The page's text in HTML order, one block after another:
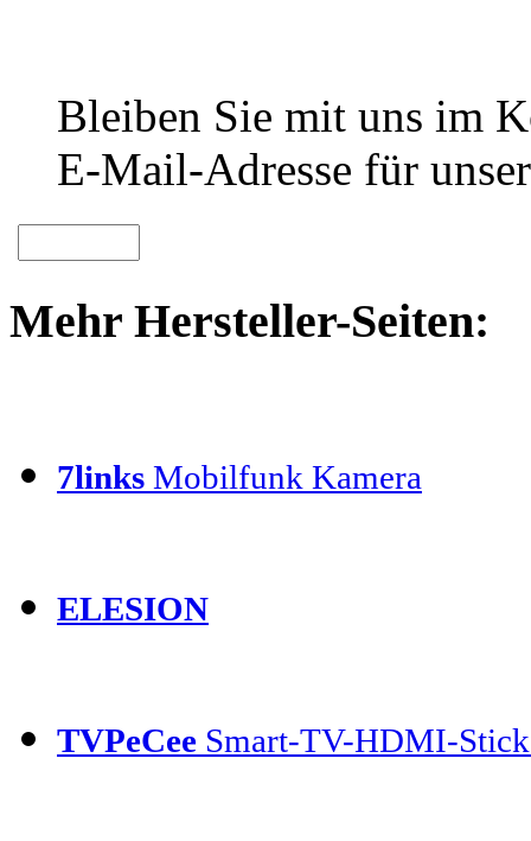
Bleiben Sie mit uns im
E-Mail-Adresse für
Mehr Hersteller-Seiten:
7links Mobilfunk Kamera
ELESION
TVPeCee Smart-TV-HDMI-